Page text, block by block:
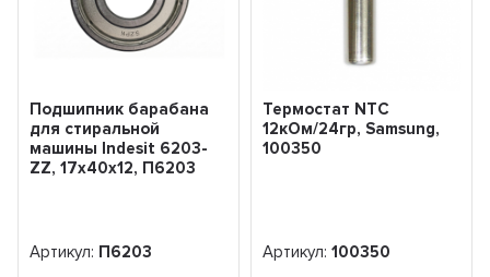
Подшипник барабана
для стиральной
машины Indesit 6203-
ZZ, 17x40x12, П6203
Артикул: П6203
Термостат NTC
12кОм/24гр, Samsung,
100350
Артикул: 100350